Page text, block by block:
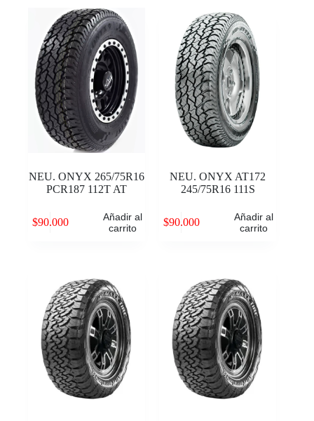
NEU. ONYX 265/75R16
PCR187 112T AT
$90.000
Añadir al
carrito
NEU. ONYX AT172
245/75R16 111S
$90.000
Añadir al
carrito